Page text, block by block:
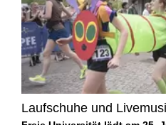
Laufschuhe und